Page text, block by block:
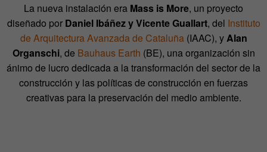
La nueva instalación era Mass is More, un proyecto
diseñado por Daniel Ibáñez y Vicente Guallart, del Instituto
de Arquitectura Avanzada de Cataluña (IAAC), y Alan
Organschi, de Bauhaus Earth (BE), una organización sin
ánimo de lucro dedicada a la transformación del sector de la
construcción y las políticas de construcción en fuerzas
creativas para la preservación del medio ambiente.